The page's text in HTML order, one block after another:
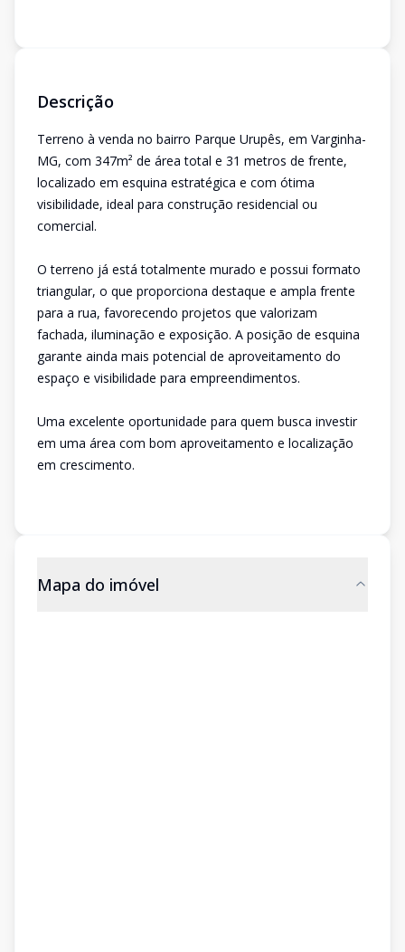
Descrição
Terreno à venda no bairro Parque Urupês, em Varginha-
MG, com 347m² de área total e 31 metros de frente,
localizado em esquina estratégica e com ótima
visibilidade, ideal para construção residencial ou
comercial.
O terreno já está totalmente murado e possui formato
triangular, o que proporciona destaque e ampla frente
para a rua, favorecendo projetos que valorizam
fachada, iluminação e exposição. A posição de esquina
garante ainda mais potencial de aproveitamento do
espaço e visibilidade para empreendimentos.
Uma excelente oportunidade para quem busca investir
em uma área com bom aproveitamento e localização
em crescimento.
Mapa do imóvel